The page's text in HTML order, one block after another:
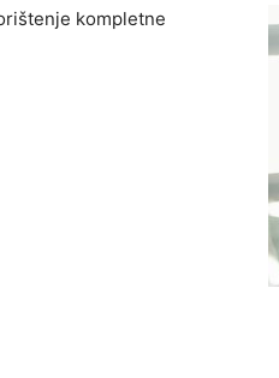
kompletne